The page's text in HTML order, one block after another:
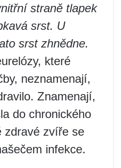
straně tlapek
srst. U
srst zhnědne.
které
neznamenají,
Znamenají,
do chronického
zdravé zvíře se
infekce.